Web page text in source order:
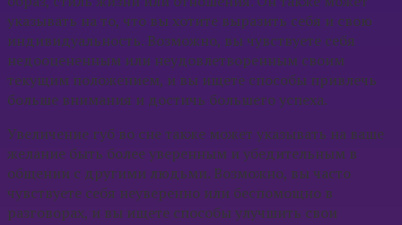
указывать на то, что вы хотите выразить себя и свою
индивидуальность. Возможно, вы чувствуете себя
недооцененным или неудовлетворенным своим
текущим положением, и вы ищете способы привлечь
больше внимания и достичь большего успеха.
Увеличение губ во сне также может указывать на ваше
желание быть более уверенным и убедительным в
общении с другими людьми. Возможно, вы часто
чувствуете себя неуверенно или беспомощно в
разговорах, и вы ищете способы улучшить свои